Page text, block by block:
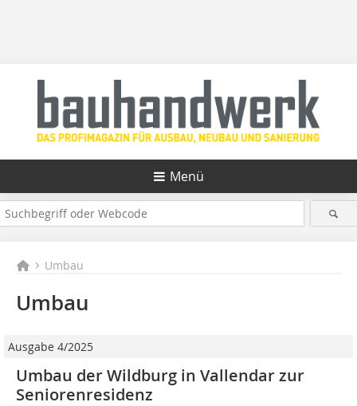
Menü
Umbau
Umbau
Ausgabe 4/2025
Umbau der Wildburg in Vallendar zur
Seniorenresidenz